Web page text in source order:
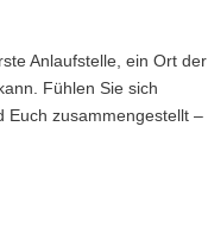
Anlaufstelle, ein Ort der
Fühlen Sie sich
Euch zusammengestellt –